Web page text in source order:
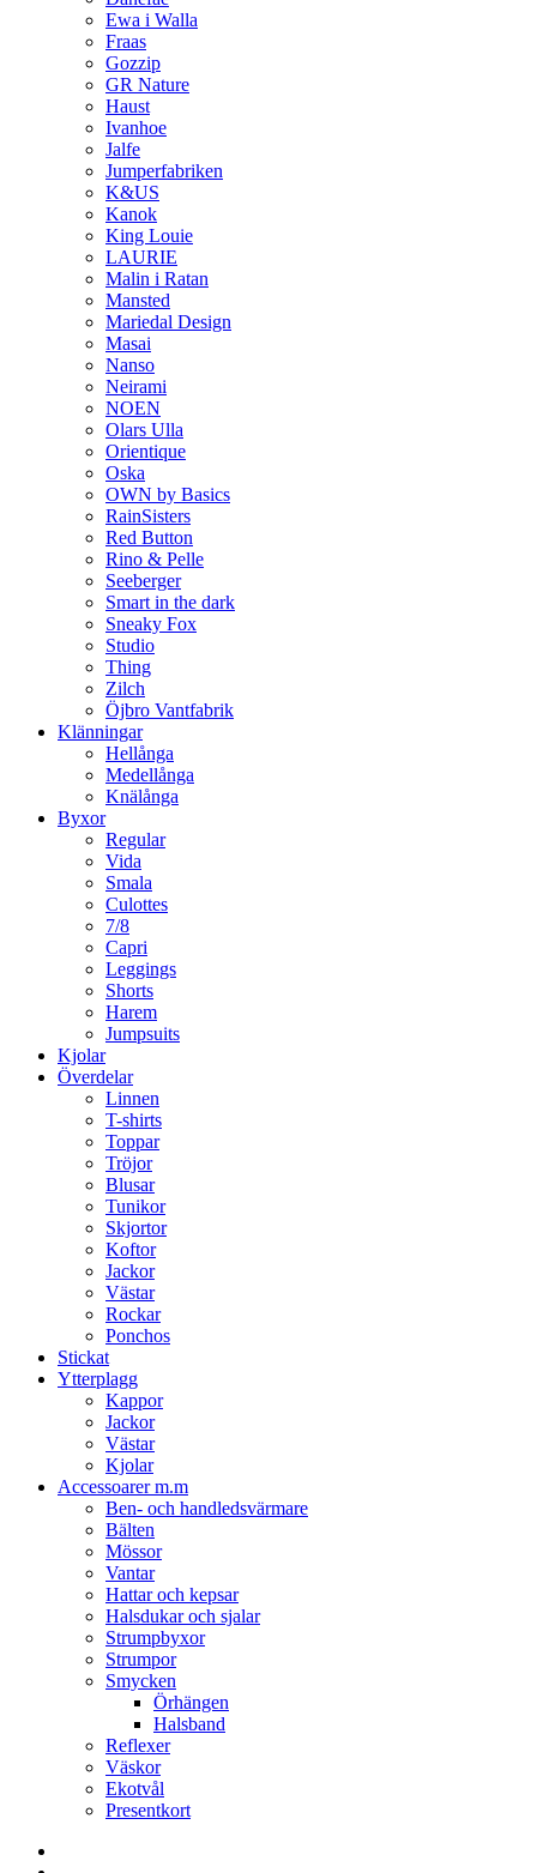
Ewa i Walla
Fraas
Gozzip
GR Nature
Haust
Ivanhoe
Jalfe
Jumperfabriken
K&US
Kanok
King Louie
LAURIE
Malin i Ratan
Mansted
Mariedal Design
Masai
Nanso
Neirami
NOEN
Olars Ulla
Orientique
Oska
OWN by Basics
RainSisters
Red Button
Rino & Pelle
Seeberger
Smart in the dark
Sneaky Fox
Studio
Thing
Zilch
Öjbro Vantfabrik
Klänningar
Hellånga
Medellånga
Knälånga
Byxor
Regular
Vida
Smala
Culottes
7/8
Capri
Leggings
Shorts
Harem
Jumpsuits
Kjolar
Överdelar
Linnen
T-shirts
Toppar
Tröjor
Blusar
Tunikor
Skjortor
Koftor
Jackor
Västar
Rockar
Ponchos
Stickat
Ytterplagg
Kappor
Jackor
Västar
Kjolar
Accessoarer m.m
Ben- och handledsvärmare
Bälten
Mössor
Vantar
Hattar och kepsar
Halsdukar och sjalar
Strumpbyxor
Strumpor
Smycken
Örhängen
Halsband
Reflexer
Väskor
Ekotvål
Presentkort